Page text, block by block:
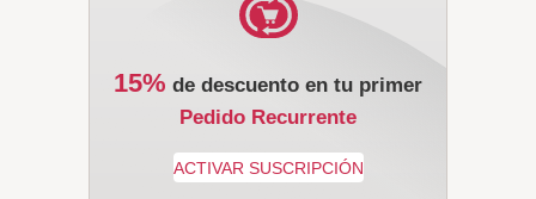
15% de descuento en tu primer
Pedido Recurrente